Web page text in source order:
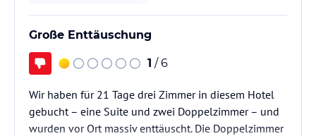
Große Enttäuschung
1 / 6
Wir haben für 21 Tage drei Zimmer in diesem Hotel
gebucht – eine Suite und zwei Doppelzimmer – und
wurden vor Ort massiv enttäuscht. Die Doppelzimmer